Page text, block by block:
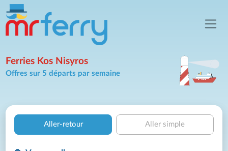
Ferries Kos Nisyros
Offres sur 5 départs par semaine
Aller-retour Aller simple